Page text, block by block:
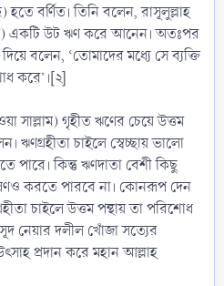
বর্ণিত। তিনি বলেন, রাসূলুল্লাহ
একটি উট ঋণ করে আনেন। অতঃপর
বলেন, ‘তোমাদের মধ্যে সে ব্যক্তি
করে’।[২]
সাল্লাম) গৃহীত ঋণের চেয়ে উত্তম
ঋণগ্রহীতা চাইলে স্বেচ্ছায় ভালো
পারে। কিন্তু ঋণদাতা বেশী কিছু
করতে পারবে না। কোনরূপ দেন
চাইলে উত্তম পন্থায় তা পরিশোধ
নেয়ার দলীল খোঁজা সত্যের
প্রদান করে মহান আল্লাহ